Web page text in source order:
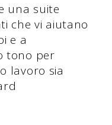
una suite
che vi aiutano
e a
tono per
lavoro sia